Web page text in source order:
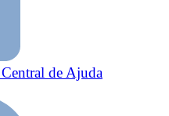
Central de Ajuda